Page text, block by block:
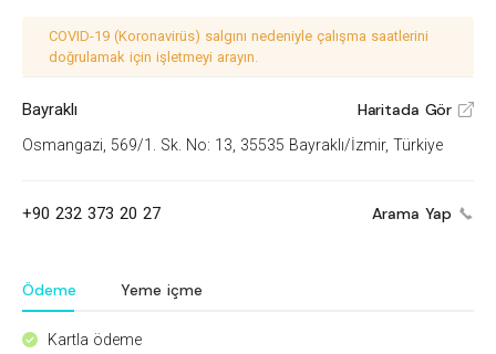
COVID-19 (Koronavirüs) salgını nedeniyle çalışma saatlerini
doğrulamak için işletmeyi arayın.
Bayraklı Haritada Gör V
Osmangazi, 569/1. Sk. No: 13, 35535 Bayraklı/İzmir, Türkiye
+90 232 373 20 27 Arama Yap
Ödeme Yeme içme
^ Kartla ödeme